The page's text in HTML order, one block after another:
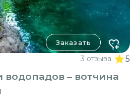
Заказать
3 отзыва 5
водопадов – вотчина